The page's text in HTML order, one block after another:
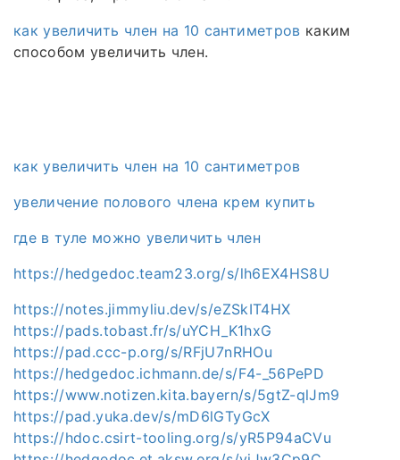
как увеличить член на 10 сантиметров каким
способом увеличить член.
как увеличить член на 10 сантиметров
увеличение полового члена крем купить
где в туле можно увеличить член
https://hedgedoc.team23.org/s/lh6EX4HS8U
https://notes.jimmyliu.dev/s/eZSkIT4HX
https://pads.tobast.fr/s/uYCH_K1hxG
https://pad.ccc-p.org/s/RFjU7nRHOu
https://hedgedoc.ichmann.de/s/F4-_56PePD
https://www.notizen.kita.bayern/s/5gtZ-qlJm9
https://pad.yuka.dev/s/mD6lGTyGcX
https://hdoc.csirt-tooling.org/s/yR5P94aCVu